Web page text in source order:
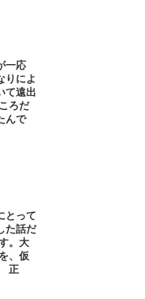
一応
りによ
て遠出
ろだ
んで
とって
た話だ
。大
、仮
正